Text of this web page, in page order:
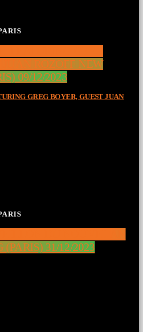
JUAN ROZOFF NEW
09/12/2023
GREG BOYER, GUEST JUAN
(PARIS) 31/12/2023